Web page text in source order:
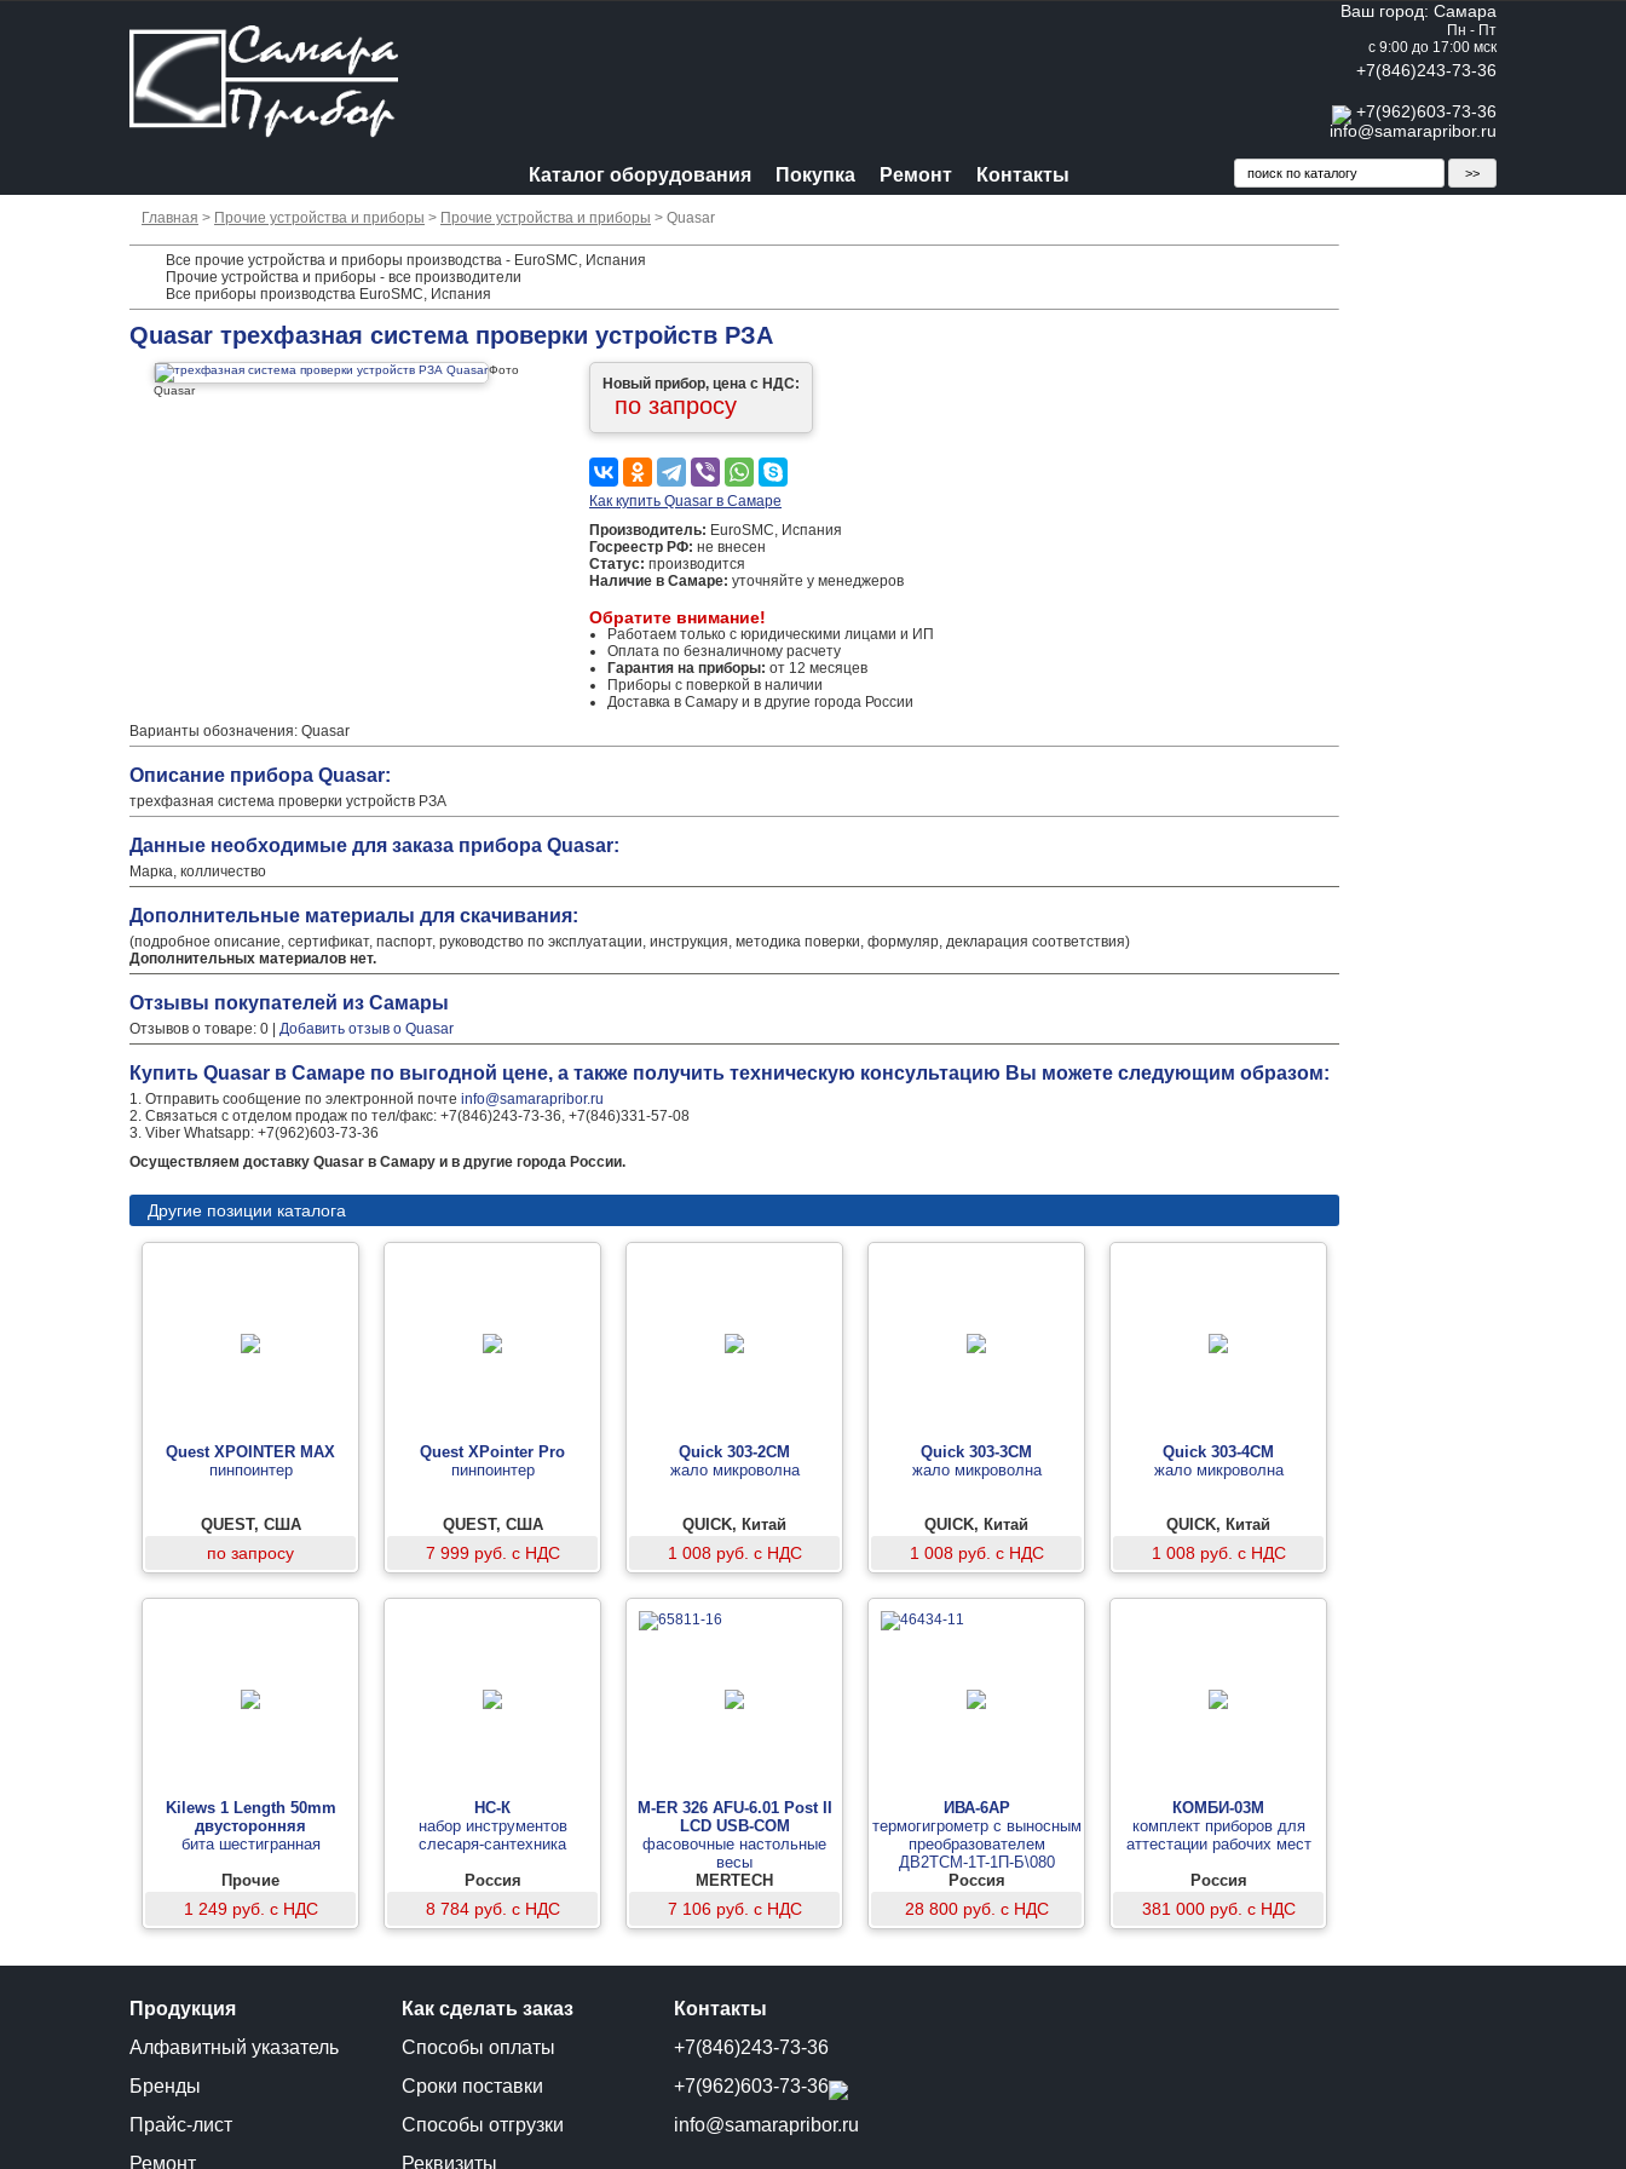
Ваш город: Самара
Пн - Пт
с 9:00 до 17:00 мск
+7(846)243-73-36
+7(962)603-73-36
info@samarapribor.ru
Каталог оборудования Покупка Ремонт Контакты
Главная > Прочие устройства и приборы > Прочие устройства и приборы > Quasar
Все прочие устройства и приборы производства - EuroSMC, Испания
Прочие устройства и приборы - все производители
Все приборы производства EuroSMC, Испания
Quasar трехфазная система проверки устройств РЗА
Фото
Quasar
Новый прибор, цена с НДС:
по запросу
Как купить Quasar в Самаре
Производитель: EuroSMC, Испания
Госреестр РФ: не внесен
Статус: производится
Наличие в Самаре: уточняйте у менеджеров
Обратите внимание!
Работаем только с юридическими лицами и ИП
Оплата по безналичному расчету
Гарантия на приборы: от 12 месяцев
Приборы с поверкой в наличии
Доставка в Самару и в другие города России
Варианты обозначения: Quasar
Описание прибора Quasar:
трехфазная система проверки устройств РЗА
Данные необходимые для заказа прибора Quasar:
Марка, колличество
Дополнительные материалы для скачивания:
(подробное описание, сертификат, паспорт, руководство по эксплуатации, инструкция, методика поверки, формуляр, декларация соответствия)
Дополнительных материалов нет.
Отзывы покупателей из Самары
Отзывов о товаре: 0 | Добавить отзыв о Quasar
Купить Quasar в Самаре по выгодной цене, а также получить техническую консультацию Вы можете следующим образом:
1. Отправить сообщение по электронной почте info@samarapribor.ru
2. Связаться с отделом продаж по тел/факс: +7(846)243-73-36, +7(846)331-57-08
3. Viber Whatsapp: +7(962)603-73-36
Осуществляем доставку Quasar в Самару и в другие города России.
Другие позиции каталога
Quest XPOINTER MAX
пинпоинтер
QUEST, США
по запросу
Quest XPointer Pro
пинпоинтер
QUEST, США
7 999 руб. с НДС
Quick 303-2CM
жало микроволна
QUICK, Китай
1 008 руб. с НДС
Quick 303-3CM
жало микроволна
QUICK, Китай
1 008 руб. с НДС
Quick 303-4CM
жало микроволна
QUICK, Китай
1 008 руб. с НДС
Kilews 1 Length 50mm
двусторонняя
бита шестигранная
Прочие
1 249 руб. с НДС
НС-К
набор инструментов
слесаря-сантехника
Россия
8 784 руб. с НДС
M-ER 326 AFU-6.01 Post II
LCD USB-COM
фасовочные настольные
весы
MERTECH
7 106 руб. с НДС
ИВА-6АР
термогигрометр с выносным
преобразователем
ДВ2ТСМ-1T-1П-Б\080
(кабель 4 м)
Россия
28 800 руб. с НДС
КОМБИ-03М
комплект приборов для
аттестации рабочих мест
Россия
381 000 руб. с НДС
Продукция
Алфавитный указатель
Бренды
Прайс-лист
Ремонт
Как сделать заказ
Способы оплаты
Сроки поставки
Способы отгрузки
Реквизиты
Контакты
+7(846)243-73-36
+7(962)603-73-36
info@samarapribor.ru